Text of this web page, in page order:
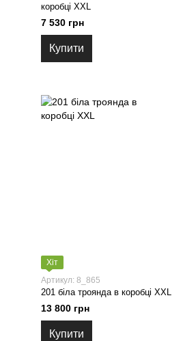
коробці XXL
7 530 грн
Купити
Хіт
Артикул: 8_865
201 біла троянда в коробці XXL
13 800 грн
Купити